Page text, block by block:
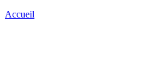
Accueil